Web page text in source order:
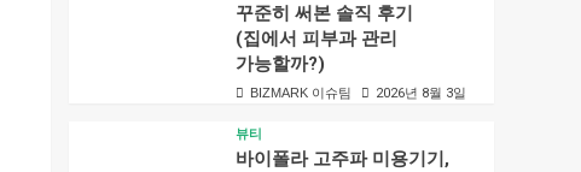
꾸준히 써본 솔직 후기
(집에서 피부과 관리
가능할까?)
BIZMARK 이슈팀 2026년 8월 3일
뷰티
바이폴라 고주파 미용기기,